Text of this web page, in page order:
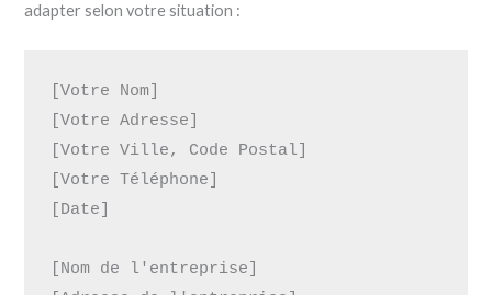
adapter selon votre situation :
[Votre Nom]
[Votre Adresse]
[Votre Ville, Code Postal]
[Votre Téléphone]
[Date]
[Nom de l'entreprise]